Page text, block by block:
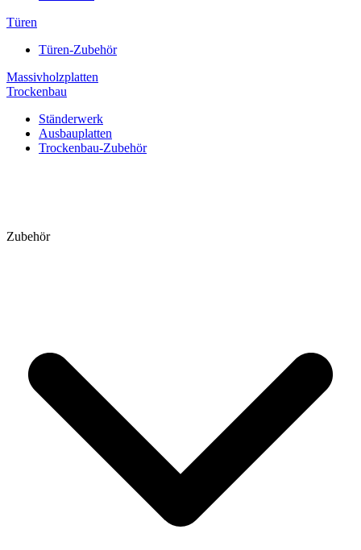
Türen
Türen-Zubehör
Massivholzplatten
Trockenbau
Ständerwerk
Ausbauplatten
Trockenbau-Zubehör
Zubehör